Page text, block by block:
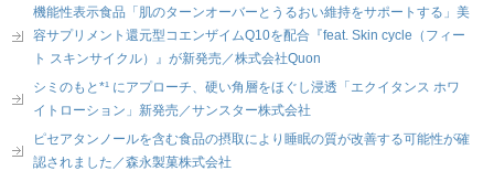
機能性表示食品「肌のターンオーバーとうるおい維持をサポートする」美
容サプリメント還元型コエンザイムQ10を配合『feat. Skin cycle（フィー
ト スキンサイクル）』が新発売／株式会社Quon
シミのもと*¹ にアプローチ、硬い角層をほぐし浸透「エクイタンス ホワ
イトローション」新発売／サンスター株式会社
ピセアタンノールを含む食品の摂取により睡眠の質が改善する可能性が確
認されました／森永製菓株式会社